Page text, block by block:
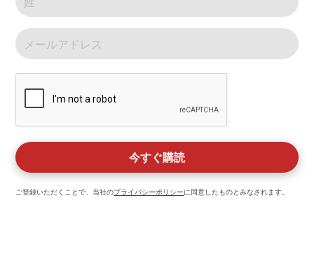
ご登録いただくことで、当社のプライバシーポリシーに同意したものとみなされます。